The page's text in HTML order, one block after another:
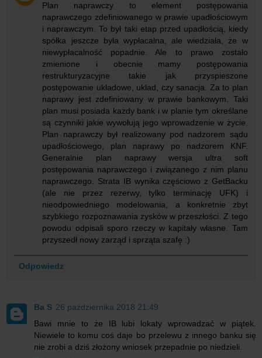
Plan naprawczy to element postępowania
naprawczego zdefiniowanego w prawie upadłościowym
i naprawczym. To był taki etap przed upadłością, kiedy
spółka jeszcze była wypłacalna, ale wiedziała, że w
niewypłacalność popadnie. Ale to prawo zostało
zmienione i obecnie mamy postępowania
restrukturyzacyjne takie jak przyspieszone
postępowanie układowe, układ, czy sanacja. Za to plan
naprawy jest zdefiniowany w prawie bankowym. Taki
plan musi posiada każdy bank i w planie tym określane
są czynniki jakie wywołują jego wprowadzenie w życie.
Plan naprawczy był realizowany pod nadzorem sądu
upadłościowego, plan naprawy po nadzorem KNF.
Generalnie plan naprawy wersja ultra soft
postępowania naprawczego i związanego z nim planu
naprawczego. Strata IB wynika częściowo z GetBacku
(ale nie przez rezerwy, tylko terminację UFK) i
nieodpowiedniego modelowania, a konkretnie zbyt
szybkiego rozpoznawania zysków w przeszłości. Z tego
powodu odpisali sporo rzeczy w kapitały własne. Tam
przyszedł nowy zarząd i sprząta szafę :)
Odpowiedz
Ba S 26 października 2018 21:49
Bawi mnie to że IB lubi lokaty wprowadzać w piątek.
Niewiele to komu coś daje bo przelewu z innego banku się
nie zrobi a dziś złożony wniosek przepadnie po niedzieli.